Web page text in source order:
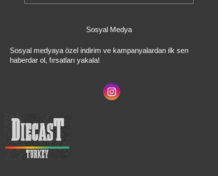
Sosyal Medya
Sosyal medyaya özel indirim ve kampanyalardan ilk sen
haberdar ol, fırsatları yakala!